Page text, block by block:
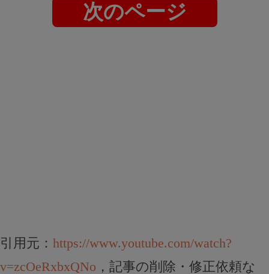
次のページ
引用元： https://www.youtube.com/watch?
v=zcOeRxbxQNo ，記事の削除・修正依頼な